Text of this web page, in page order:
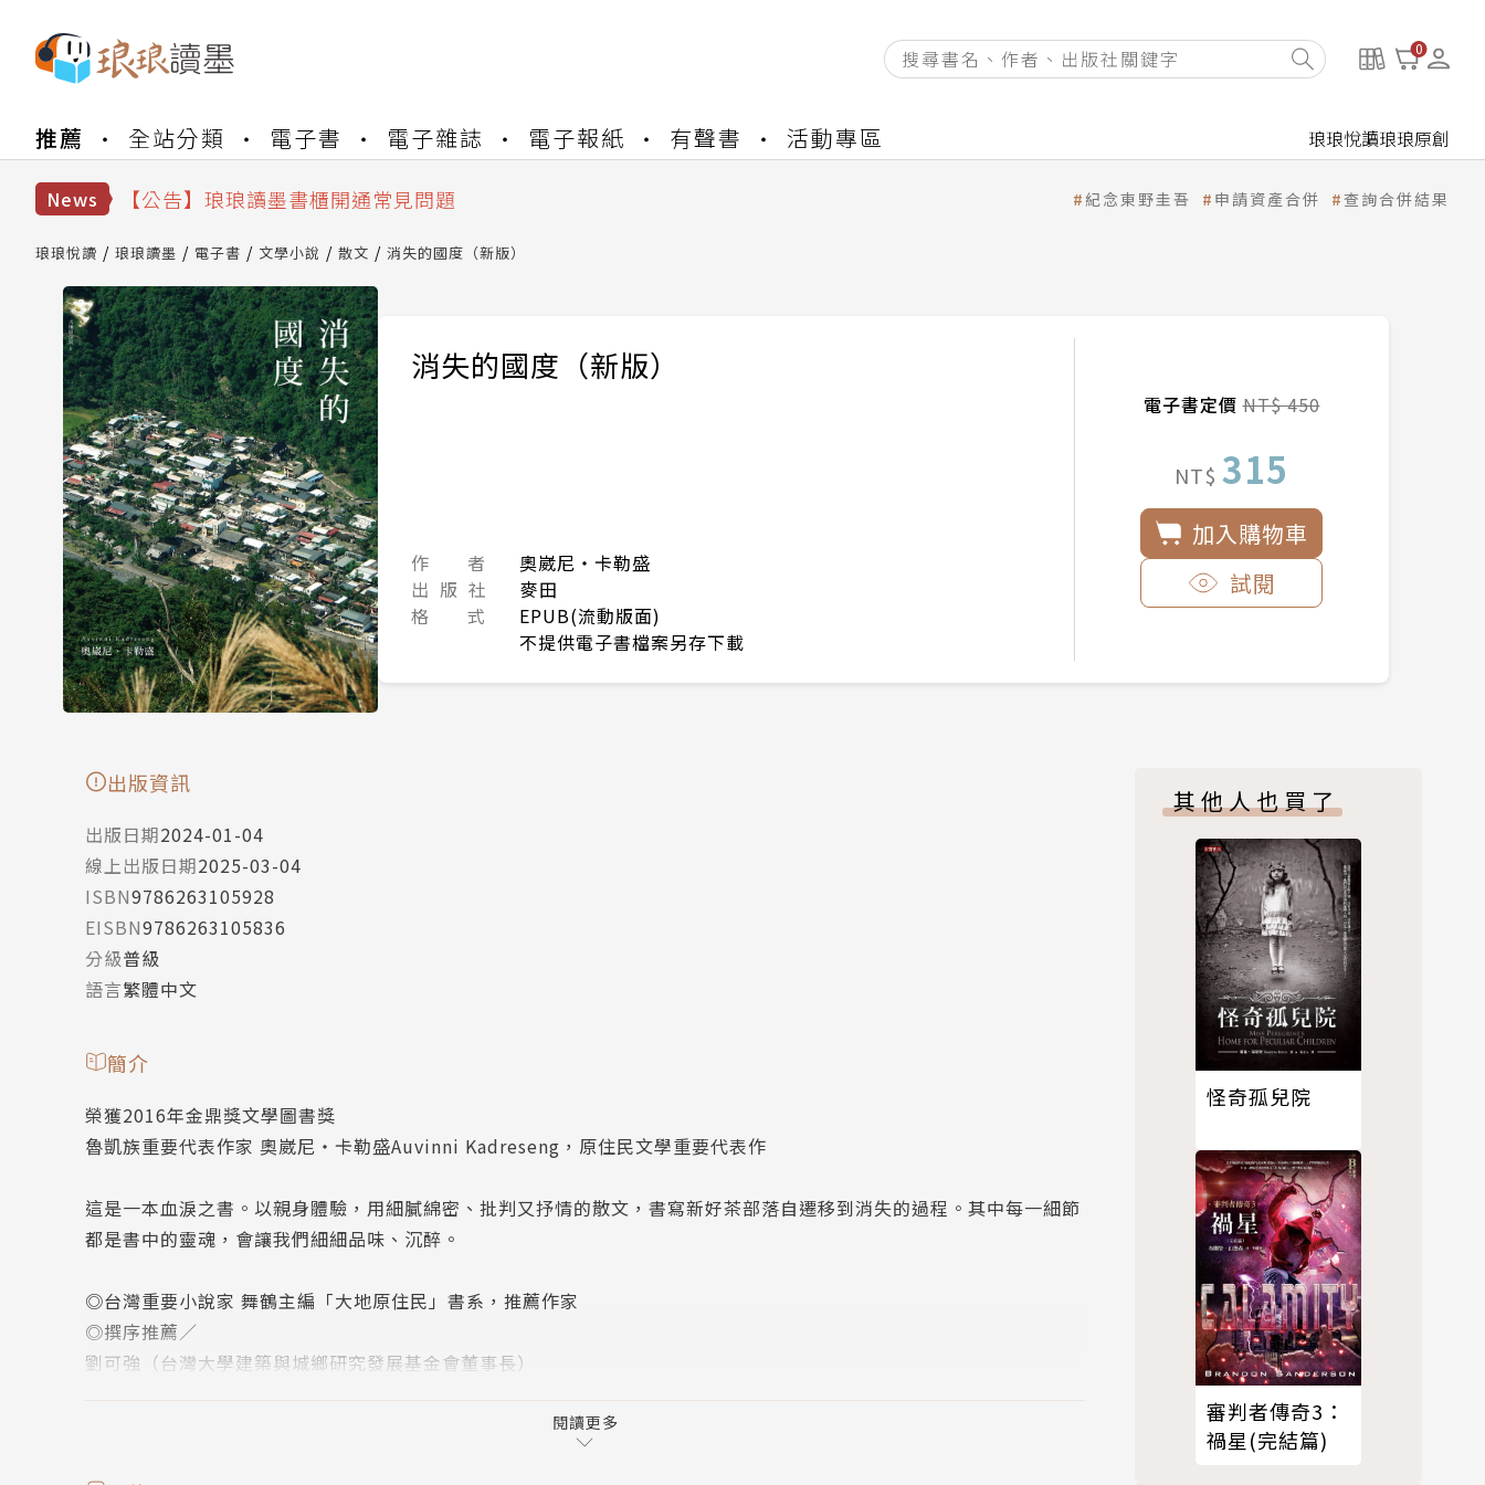
0
推薦 全站分類 電子書 電子雜誌 電子報紙 有聲書 活動專區 琅琅悅讀琅琅原創
News
【公告】琅琅讀墨數位閱讀資產合併與書櫃開通申請
【公告】琅琅讀墨 3 分鐘完成書櫃開通與資產合併申請圖文教學
【公告】琅琅讀墨數位閱讀資產合併與書櫃開通申請
紀念東野圭吾 申請資產合併 查詢合併結果
琅琅悅讀 琅琅讀墨 電子書 文學小說 散文 消失的國度（新版）
消失的國度（新版）
作 者
奧崴尼‧卡勒盛
出 版 社
麥田
格 式
EPUB(流動版面)
不提供電子書檔案另存下載
電子書定價NT$ 450
NT$ 315
加入購物車
試閱
出版資訊
出版日期2024-01-04
線上出版日期2025-03-04
ISBN9786263105928
EISBN9786263105836
分級普級
語言繁體中文
簡介
榮獲2016年金鼎獎文學圖書獎
魯凱族重要代表作家 奧崴尼‧卡勒盛Auvinni Kadreseng，原住民文學重要代表作
這是一本血淚之書。以親身體驗，用細膩綿密、批判又抒情的散文，書寫新好茶部落自遷移到消失的過程。其中每一細節
都是書中的靈魂，會讓我們細細品味、沉醉。
◎台灣重要小說家 舞鶴主編「大地原住民」書系，推薦作家
◎撰序推薦／
劉可強（台灣大學建築與城鄉研究發展基金會董事長）
當有一天我們的年輕人厭倦了都市的貨幣文化，他們會紛紛上山回家，原鄉會給他們──一切！
閱讀更多
其他人也買了
怪奇孤兒院
審判者傳奇3：
禍星(完結篇)